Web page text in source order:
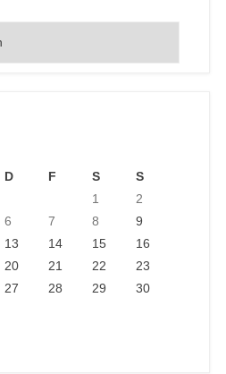
D F S
S
1
2
6 7 8
9
13 14 15
16
20 21 22
23
27 28 29
30